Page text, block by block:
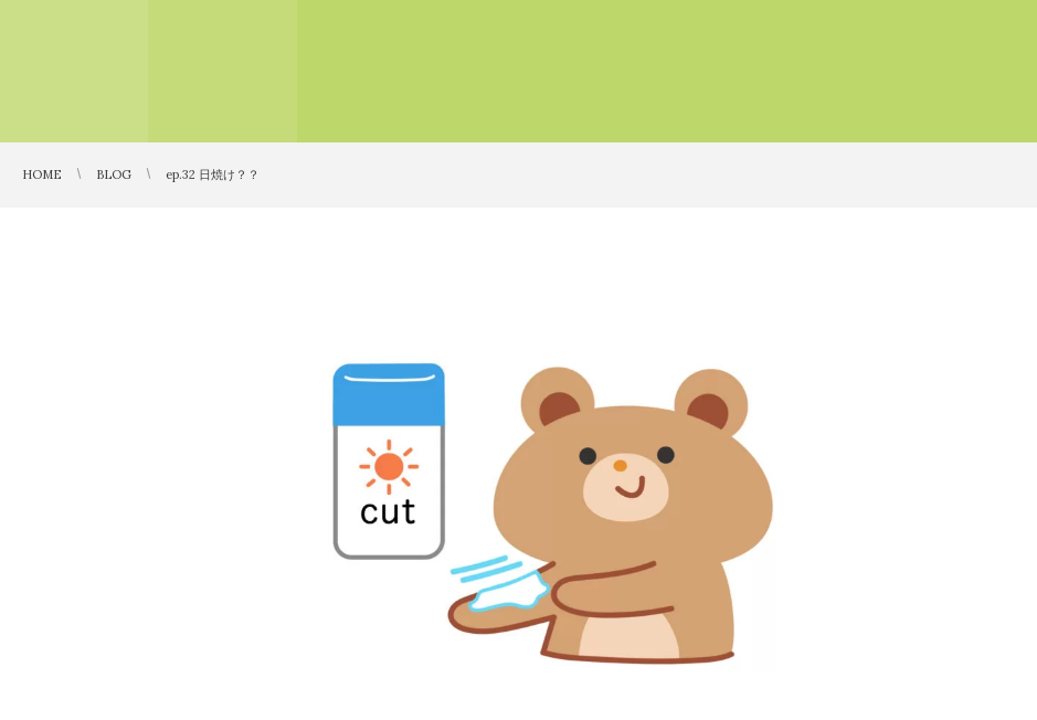
HOME BLOG ep.32 日焼け？？